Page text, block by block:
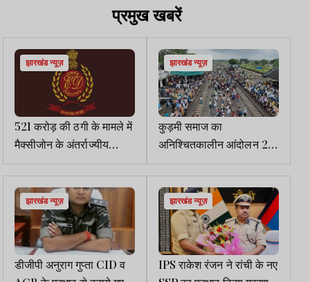
प्रमुख खबरें
झारखंड न्यूज़
521 करोड़ की ठगी के मामले में
मैक्सीजोन के अंतर्राज्यीय
ठिकानों पर ईडी का छापा
झारखंड न्यूज़
कुड़मी समाज का
अनिश्चितकालीन आंदोलन 20
से, रेल यातायात प्रभावित होने
की संभावना
झारखंड न्यूज़
डीजीपी अनुराग गुप्ता CID व
झारखंड न्यूज़
IPS राकेश रंजन ने रांची के नए